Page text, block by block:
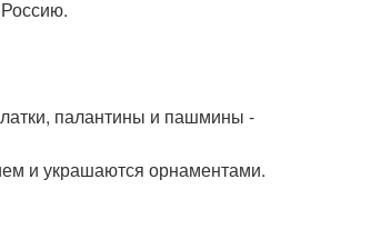
палантины и пашмины -
и украшаются орнаментами.